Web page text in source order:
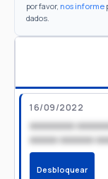
por favor, nos informe
dados.
16/09/2022
xxxxxxxx
xxxxx xxxxxx
Desbloquear